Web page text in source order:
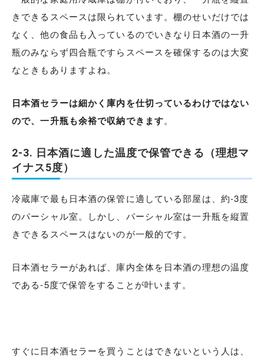
きできるスペースは限られています。棚のせいだけでは
なく、他の食品も入っているのでいきなり日本酒の一升
瓶のみならず四合瓶ですらスペースを確保するのは大変
なときもありますよね。
日本酒セラーは細かく庫内を仕切っているわけではない
ので、一升瓶も余裕で収納できます。
2-3. 日本酒に適した温度で保管できる（理想マ
イナス5度）
冷蔵庫で最も日本酒の保管に適している部屋は、約-3度
のパーシャル室。しかし、パーシャル室は一升瓶を縦置
きできるスペースはないのが一般的です。
日本酒セラーがあれば、庫内全体を日本酒の理想の温度
である-5度で保管をすることが叶います。
すぐに日本酒セラーを買うことはできないという人は、